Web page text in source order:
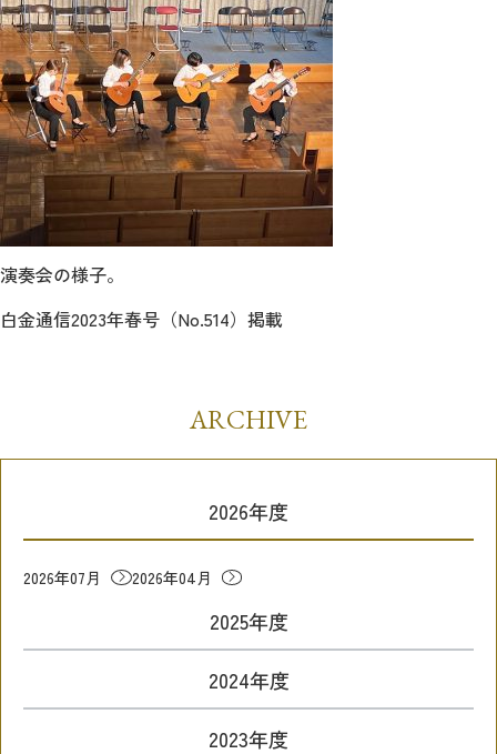
MGグッズ オンラインショップ
（外部サイト）
アクセス
キャンパス
お問合わせ 取材・撮影
演奏会の様子。
白金通信2023年春号（No.514）掲載
ARCHIVE
2026年度
2026年07月 2026年04月
2025年度
2024年度
2023年度